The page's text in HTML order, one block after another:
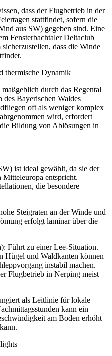
dass der Flugbetrieb in der
stattfindet, sofern die
aus SW) gegeben sind. Eine
Fensterbachtaler Deltaclub
dass die Winde
thermische Dynamik
durch das Regental
des Bayerischen Waldes
oft als weniger komplex
wird, erfordert
Bildung von Ablösungen in
ist ideal gewählt, da sie der
Mitteleuropa entspricht.
die besondere
Steigraten an der Winde und
erfolgt laminar über die
Führt zu einer Lee-Situation.
Hügel und Waldkanten können
instabil machen.
Flugbetrieb in Nerping meist
als Leitlinie für lokale
kann ein
am Boden erhöht